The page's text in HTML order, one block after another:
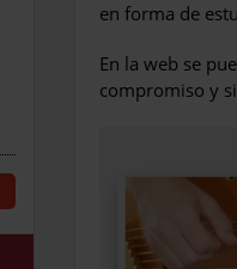
en forma de
En la web se
compromiso y